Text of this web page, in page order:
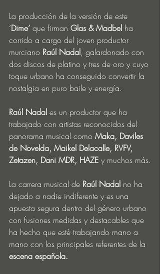
La producción de la versión de este
‘Dime’ que firman Glas & Madbel ha
corrido a cargo del joven productor
murciano Raúl Nadal, galardonado con
dos discos de platino y tres de oro y cuyo
toque urbano ha conseguido convertir la
nostalgia en puro baile y energía.
Raúl Nadal es un productor que ha
trabajado con artistas reconocidos del
panorama musical como Maka, Daviles
de Novelda, Maikel Delacalle, RVFV,
Zetazen, Dani MDR, HAZE y muchos más.
La carrera musical de Raúl Nadal no ha
dejado a nadie indiferente y es una
apuesta segura dentro del género urbano
con fusiones medidas y destacables que
ha hecho que esté trabajando mano a
mano con los principales referentes de la
escena española.